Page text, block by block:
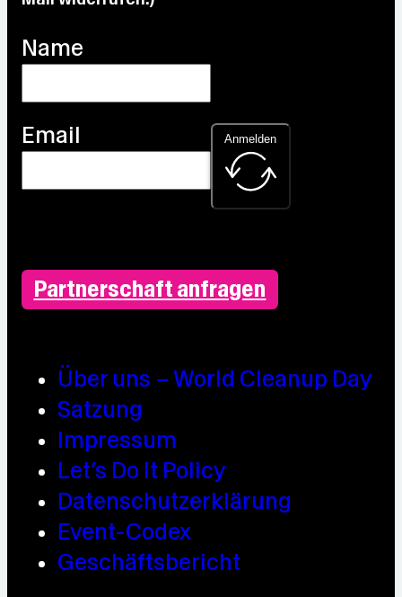
Partnerschaft anfragen
Über uns – World Cleanup Day
Satzung
Impressum
Let’s Do It Policy
Datenschutzerklärung
Event-Codex
Geschäftsbericht
Name
Email Anmelden